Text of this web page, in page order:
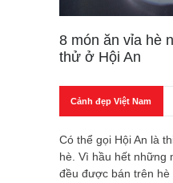
8 món ăn vỉa hè
thử ở Hội An
Cảnh đẹp Việt Nam
Có thể gọi Hội An là
hè. Vì hầu hết những
đều được bán trên hè